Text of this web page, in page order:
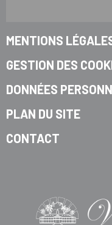
MENTIONS
GESTION DES
DONNÉES
PLAN DU SITE
CONTACT